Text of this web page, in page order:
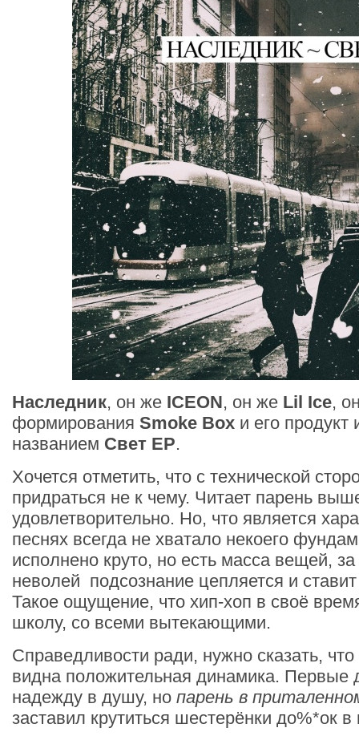
Наследник, он же ICEON, он же Lil Ice,
формирования Smoke Box и его продукт
названием Свет EP.
Хочется отметить, что с технической
придраться не к чему. Читает парень
удовлетворительно. Но, что является
песнях всегда не хватало некоего
исполнено круто, но есть масса вещей,
неволей подсознание цепляется и
Такое ощущение, что хип-хоп в своё
школу, со всеми вытекающими.
Справедливости ради, нужно сказать,
видна положительная динамика. Первые
надежду в душу, но парень в
заставил крутиться шестерёнки до%*ок